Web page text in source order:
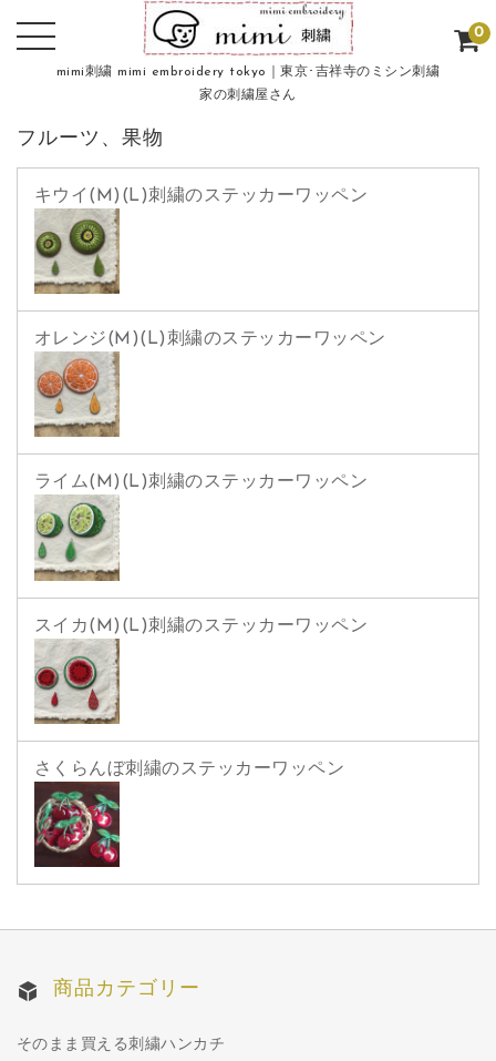
mimi刺繍 mimi embroidery tokyo｜東京･吉祥寺のミシン刺繍
家の刺繍屋さん
0
フルーツ、果物
キウイ(M)(L)刺繍のステッカーワッペン
オレンジ(M)(L)刺繍のステッカーワッペン
ライム(M)(L)刺繍のステッカーワッペン
スイカ(M)(L)刺繍のステッカーワッペン
さくらんぼ刺繍のステッカーワッペン
商品カテゴリー
そのまま買える刺繍ハンカチ